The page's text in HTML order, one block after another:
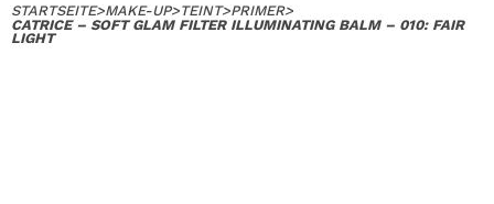
STARTSEITE>MAKE-UP>TEINT>PRIMER>
CATRICE – SOFT GLAM FILTER ILLUMINATING BALM – 010: FAIR
LIGHT